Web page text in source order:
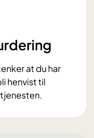
at du har
henvist til